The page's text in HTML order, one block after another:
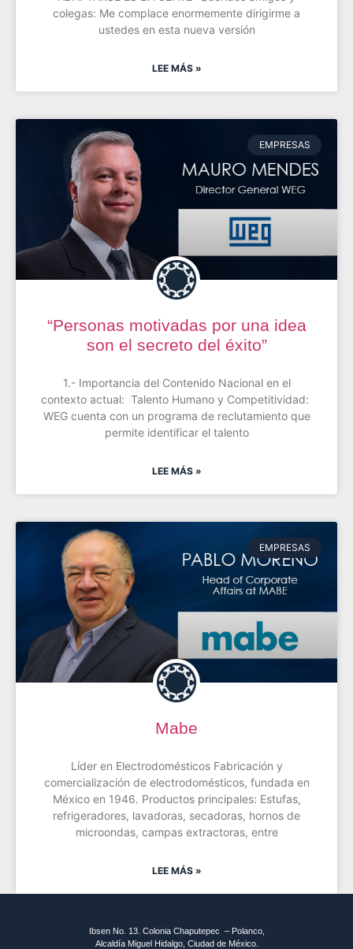
colegas: Me complace enormemente dirigirme a
ustedes en esta nueva versión
LEE MÁS »
EMPRESAS
“Personas motivadas por una idea
son el secreto del éxito”
1.- Importancia del Contenido Nacional en el
contexto actual: Talento Humano y Competitividad:
WEG cuenta con un programa de reclutamiento que
permite identificar el talento
LEE MÁS »
EMPRESAS
Mabe
Líder en Electrodomésticos Fabricación y
comercialización de electrodomésticos, fundada en
México en 1946. Productos principales: Estufas,
refrigeradores, lavadoras, secadoras, hornos de
microondas, campas extractoras, entre
LEE MÁS »
Ibsen No. 13. Colonia Chaputepec – Polanco,
Alcaldía Miguel Hidalgo, Ciudad de México.